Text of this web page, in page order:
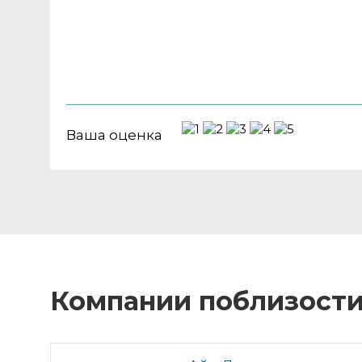
Ваша оценка
Компании поблизости